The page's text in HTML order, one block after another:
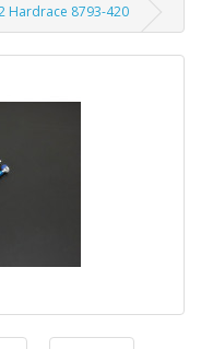
Hardrace 8793-420